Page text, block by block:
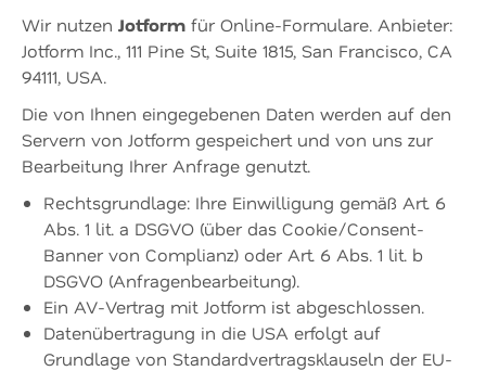
Wir nutzen Jotform für Online-Formulare. Anbieter:
Jotform Inc., 111 Pine St, Suite 1815, San Francisco, CA
94111, USA.
Die von Ihnen eingegebenen Daten werden auf den
Servern von Jotform gespeichert und von uns zur
Bearbeitung Ihrer Anfrage genutzt.
Rechtsgrundlage: Ihre Einwilligung gemäß Art. 6
Abs. 1 lit. a DSGVO (über das Cookie/Consent-
Banner von Complianz) oder Art. 6 Abs. 1 lit. b
DSGVO (Anfragenbearbeitung).
Ein AV-Vertrag mit Jotform ist abgeschlossen.
Datenübertragung in die USA erfolgt auf
Grundlage von Standardvertragsklauseln der EU-